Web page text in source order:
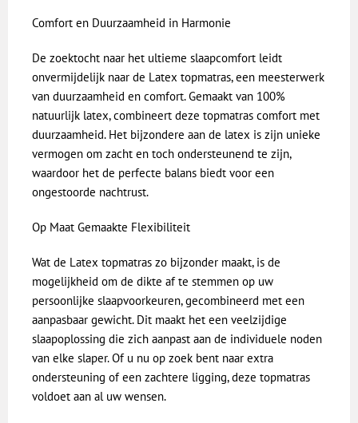
Comfort en Duurzaamheid in Harmonie
De zoektocht naar het ultieme slaapcomfort leidt
onvermijdelijk naar de Latex topmatras, een meesterwerk
van duurzaamheid en comfort. Gemaakt van 100%
natuurlijk latex, combineert deze topmatras comfort met
duurzaamheid. Het bijzondere aan de latex is zijn unieke
vermogen om zacht en toch ondersteunend te zijn,
waardoor het de perfecte balans biedt voor een
ongestoorde nachtrust.
Op Maat Gemaakte Flexibiliteit
Wat de Latex topmatras zo bijzonder maakt, is de
mogelijkheid om de dikte af te stemmen op uw
persoonlijke slaapvoorkeuren, gecombineerd met een
aanpasbaar gewicht. Dit maakt het een veelzijdige
slaapoplossing die zich aanpast aan de individuele noden
van elke slaper. Of u nu op zoek bent naar extra
ondersteuning of een zachtere ligging, deze topmatras
voldoet aan al uw wensen.